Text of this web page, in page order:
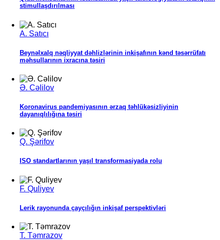
stimullaşdırılması
A. Satıcı
Beynəlxalq nəqliyyat dəhlizlərinin inkişafının kənd təsərrüfatı
məhsullarının ixracına təsiri
Ə. Cəlilov
Koronavirus pandemiyasının ərzaq təhlükəsizliyinin
dayanıqlılığına təsiri
Q. Şərifov
ISO standartlarının yaşıl transformasiyada rolu
F. Quliyev
Lerik rayonunda çayçılığın inkişaf perspektivləri
T. Təmrazov